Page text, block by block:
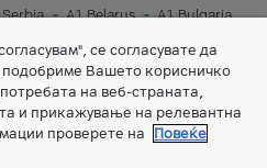
A1 Belarus
A1 Bulgaria
A1 Digital
се согласувате да
Вашето корисничко
на веб-страната,
и прикажување на релевантна
проверете на
Повеќе